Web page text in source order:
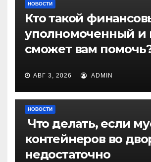
НОВОСТИ
Кто такой
уполномоченный и
сможет вам
АВГ 3, 2026 ADMIN
НОВОСТИ
Что делать, если
контейнеров во
недостаточно